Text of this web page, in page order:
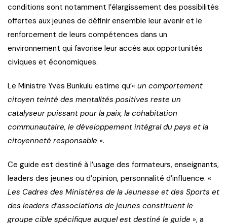
conditions sont notamment l’élargissement des possibilités
offertes aux jeunes de définir ensemble leur avenir et le
renforcement de leurs compétences dans un
environnement qui favorise leur accès aux opportunités
civiques et économiques.
Le Ministre Yves Bunkulu estime qu’« un comportement
citoyen teinté des mentalités positives reste un
catalyseur puissant pour la paix, la cohabitation
communautaire, le développement intégral du pays et la
citoyenneté responsable ».
Ce guide est destiné à l’usage des formateurs, enseignants,
leaders des jeunes ou d’opinion, personnalité d’influence. «
Les Cadres des Ministères de la Jeunesse et des Sports et
des leaders d’associations de jeunes constituent le
groupe cible spécifique auquel est destiné le guide », a